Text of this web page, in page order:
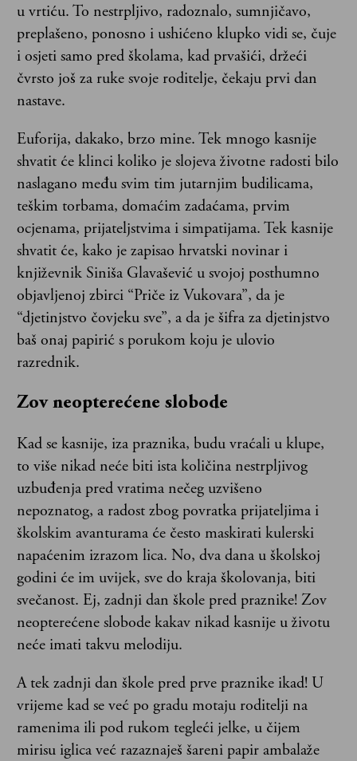
u vrtiću. To nestrpljivo, radoznalo, sumnjičavo,
preplašeno, ponosno i ushićeno klupko vidi se, čuje
i osjeti samo pred školama, kad prvašići, držeći
čvrsto još za ruke svoje roditelje, čekaju prvi dan
nastave.
Euforija, dakako, brzo mine. Tek mnogo kasnije
shvatit će klinci koliko je slojeva životne radosti bilo
naslagano među svim tim jutarnjim budilicama,
teškim torbama, domaćim zadaćama, prvim
ocjenama, prijateljstvima i simpatijama. Tek kasnije
shvatit će, kako je zapisao hrvatski novinar i
književnik Siniša Glavašević u svojoj posthumno
objavljenoj zbirci “Priče iz Vukovara”, da je
“djetinjstvo čovjeku sve”, a da je šifra za djetinjstvo
baš onaj papirić s porukom koju je ulovio
razrednik.
Zov neopterećene slobode
Kad se kasnije, iza praznika, budu vraćali u klupe,
to više nikad neće biti ista količina nestrpljivog
uzbuđenja pred vratima nečeg uzvišeno
nepoznatog, a radost zbog povratka prijateljima i
školskim avanturama će često maskirati kulerski
napaćenim izrazom lica. No, dva dana u školskoj
godini će im uvijek, sve do kraja školovanja, biti
svečanost. Ej, zadnji dan škole pred praznike! Zov
neopterećene slobode kakav nikad kasnije u životu
neće imati takvu melodiju.
A tek zadnji dan škole pred prve praznike ikad! U
vrijeme kad se već po gradu motaju roditelji na
ramenima ili pod rukom tegleći jelke, u čijem
mirisu iglica već razaznaješ šareni papir ambalaže